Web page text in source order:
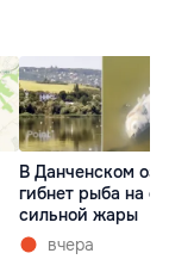
В Данченском
гибнет рыба на
сильной жары
вчера